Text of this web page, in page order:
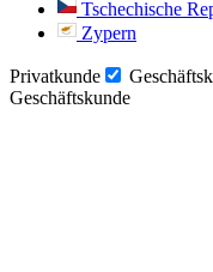
Tschechische
Zypern
Privatkunde
Geschäftskunde